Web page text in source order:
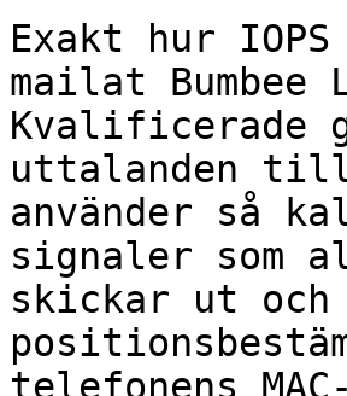
Exakt hur
mailat Bumbee
Kvalificerade
uttalanden till
använder så
signaler som
skickar ut och
telefonens